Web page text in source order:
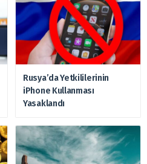
Rusya’da Yetkililerinin
iPhone Kullanması
Yasaklandı